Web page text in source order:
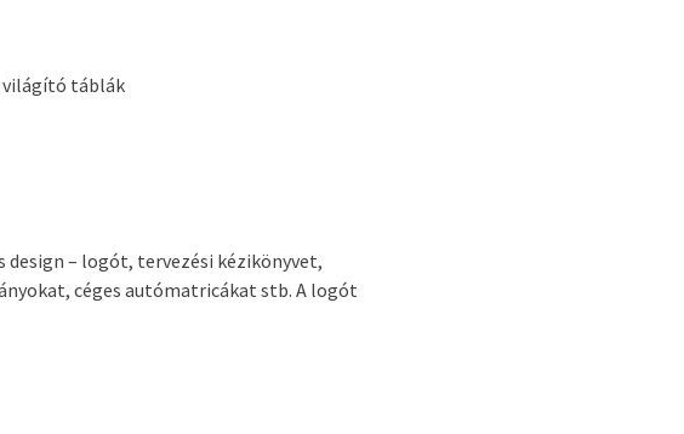
világító táblák
– logót, tervezési kézikönyvet,
céges autómatricákat stb. A logót